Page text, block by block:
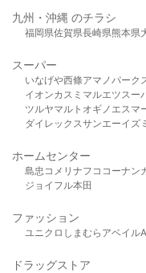
九州・沖縄 のチラシ
福岡県佐賀県長崎県熊本県
スーパー
いなげや西條アマノパーク
イオンカスミ マルエツスー
ツルヤマルト オギノ エスマ
ダイレックスサンエーイズ
ホームセンター
島忠 コメリ ナフコ コーナン
ジョイフル本田
ファッション
ユニクロ しまむら アベイル
ドラッグストア